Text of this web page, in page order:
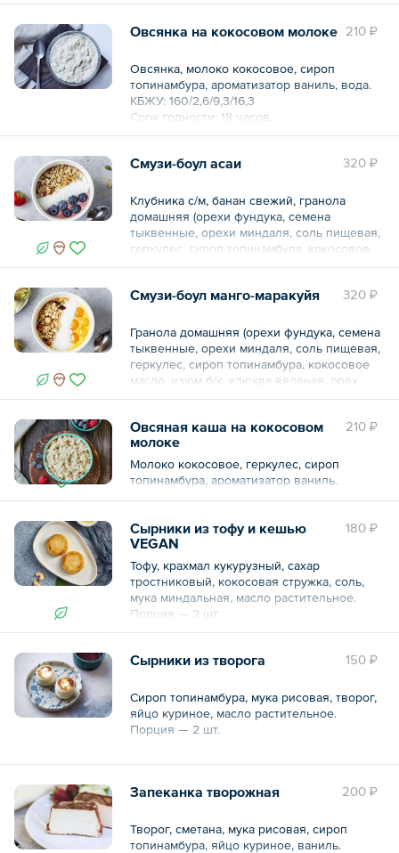
Аллергены: мед.
Общий вес – 220 г
210 ₽
Овсянка на кокосовом молоке
Овсянка, молоко кокосовое, сироп
топинамбура, ароматизатор ваниль, вода.
КБЖУ: 160/2,6/9,3/16,3
Срок годности: 18 часов.
Условия хранения: от +2 до +6
320 ₽
Смузи-боул асаи
Клубника с/м, банан свежий, гранола
домашняя (орехи фундука, семена
тыквенные, орехи миндаля, соль пищевая,
геркулес, сироп топинамбура, кокосовое
масло, изюм б/к, клюква вяленая, орех
подсолнуха), кокосовая стружка, кокосовое
КБЖУ: 121, 85/2, 35/5, 51/15, 71
Срок годности: 18 часов
Условия хранения: от +2 до +4
320 ₽
Смузи-боул манго-маракуйя
Гранола домашняя (орехи фундука, семена
тыквенные, орехи миндаля, соль пищевая,
геркулес, сироп топинамбура, кокосовое
масло, изюм б/к, клюква вяленая, орех
грецкий, орехи кешью, семена
кокосовая стружка, сироп топинамбура,
пектин, молоко кокосовое, семена чиа,
физалис.
КБЖУ: 176, 1/2, 8/12, 34/13, 47
210 ₽
Овсяная каша на кокосовом
молоке
Молоко кокосовое, геркулес, сироп
топинамбура, ароматизатор ваниль.
180 ₽
Сырники из тофу и кешью
VEGAN
Тофу, крахмал кукурузный, сахар
тростниковый, кокосовая стружка, соль,
мука миндальная, масло растительное.
Порция — 2 шт.
150 ₽
Сырники из творога
Сироп топинамбура, мука рисовая, творог,
яйцо куриное, масло растительное.
Порция — 2 шт.
Общий вес – 120 г
200 ₽
Запеканка творожная
Творог, сметана, мука рисовая, сироп
топинамбура, яйцо куриное, ваниль.